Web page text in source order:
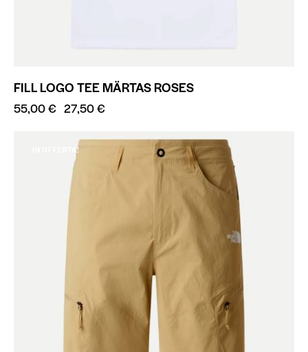
FILL LOGO TEE MÄRTAS ROSES
55,00€ 27,50€
IN OFFERTA!